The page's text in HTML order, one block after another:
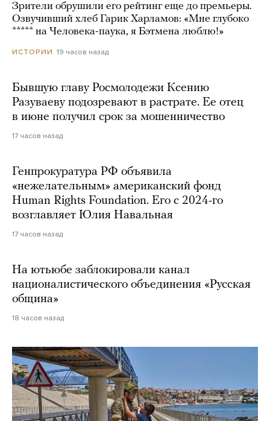
Зрители обрушили его рейтинг еще до премьеры.
Озвучивший хлеб Гарик Харламов: «Мне глубоко
***** на Человека-паука, я Бэтмена люблю!»
ИСТОРИИ 19 часов назад
Бывшую главу Росмолодежи Ксению
Разуваеву подозревают в растрате. Ее отец
в июне получил срок за мошенничество
17 часов назад
Генпрокуратура РФ объявила
«нежелательным» американский фонд
Human Rights Foundation. Его с 2024-го
возглавляет Юлия Навальная
17 часов назад
На ютьюбе заблокировали канал
националистического объединения «Русская
община»
18 часов назад